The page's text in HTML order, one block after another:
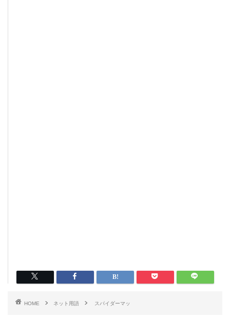
HOME ネット用語 スパイダーマッ